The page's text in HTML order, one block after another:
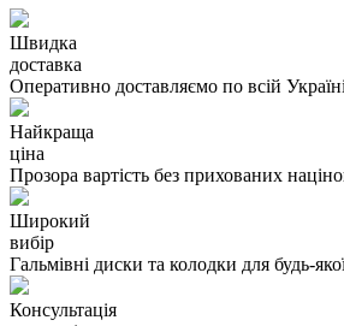
Швидка
доставка
Оперативно доставляємо по всій Україні
Найкраща
ціна
Прозора вартість без прихованих
Широкий
вибір
Гальмівні диски та колодки для будь-
Консультація